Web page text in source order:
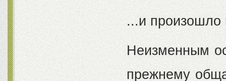
...и произошло
Неизменным
прежнему